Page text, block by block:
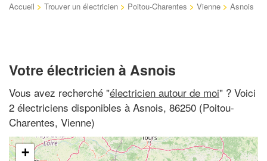
Accueil > Trouver un électricien > Poitou-Charentes > Vienne > Asnois
Votre électricien à Asnois
Vous avez recherché "électricien autour de moi" ? Voici
2 électriciens disponibles à Asnois, 86250 (Poitou-
Charentes, Vienne)
+